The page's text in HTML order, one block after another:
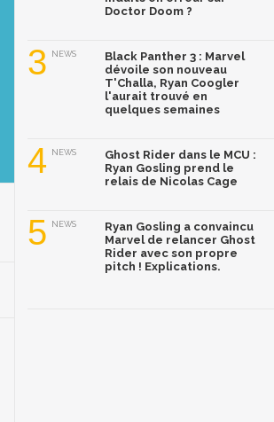
Doctor Doom ?
3 NEWS
Black Panther 3 : Marvel
dévoile son nouveau
T'Challa, Ryan Coogler
l'aurait trouvé en
quelques semaines
4 NEWS
Ghost Rider dans le MCU :
Ryan Gosling prend le
relais de Nicolas Cage
5 NEWS
Ryan Gosling a convaincu
Marvel de relancer Ghost
Rider avec son propre
pitch ! Explications.